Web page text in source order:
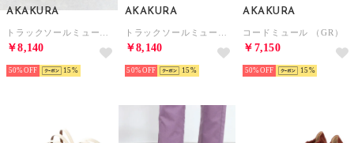
AKAKURA
￥8,140
50% 15
AKAKURA
￥8,140
50% 15
AKAKURA
コードミュール （GR）
￥7,150
50% 15